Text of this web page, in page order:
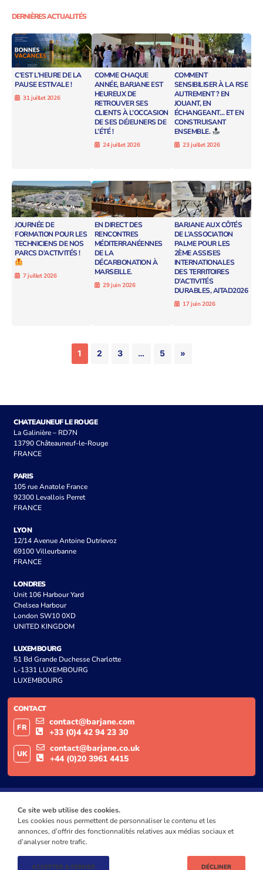
DERNIÈRES ACTUALITÉS
C’EST L’HEURE DE LA
PAUSE ESTIVALE !
31 juillet 2026
COMME CHAQUE
ANNÉE, BARJANE EST
HEUREUX DE
RETROUVER SES
CLIENTS À L’OCCASION
DE SES DÉJEUNERS DE
L’ÉTÉ !
24 juillet 2026
COMMENT
SENSIBILISER À LA RSE
AUTREMENT ? EN
JOUANT, EN
ÉCHANGEANT… ET EN
CONSTRUISANT
ENSEMBLE.
23 juillet 2026
JOURNÉE DE
FORMATION POUR LES
TECHNICIENS DE NOS
PARCS D’ACTIVITÉS !
7 juillet 2026
EN DIRECT DES
RENCONTRES
MÉDITERRANÉENNES
DE LA
DÉCARBONATION À
MARSEILLE.
29 juin 2026
BARJANE AUX CÔTÉS
DE L’ASSOCIATION
PALME POUR LES
2ÈME ASSISES
INTERNATIONALES
DES TERRITOIRES
D’ACTIVITÉS
DURABLES, AITAD2026
17 juin 2026
1 2 3 … 5 »
CHATEAUNEUF LE ROUGE
La Galinière – RD7N
13790 Châteauneuf-le-Rouge
FRANCE
PARIS
105 rue Anatole France
92300 Levallois Perret
FRANCE
LYON
12/14 Avenue Antoine Dutrievoz
69100 Villeurbanne
FRANCE
LONDRES
Unit 106 Harbour Yard
Chelsea Harbour
London SW10 0XD
UNITED KINGDOM
LUXEMBOURG
51 Bd Grande Duchesse Charlotte
L-1331 LUXEMBOURG
LUXEMBOURG
CONTACT
FR
contact@barjane.com
+33 (0)4 42 94 23 30
UK
contact@barjane.co.uk
+44 (0)20 3961 4415
© BARJANE 2024MENTIONS LÉGALES POLITIQUE DE CONFIDENTIALITÉ
Ce site web utilise des cookies.
Les cookies nous permettent de personnaliser le contenu et les
annonces, d’offrir des fonctionnalités relatives aux médias sociaux et
d’analyser notre trafic.
ACCEPTER & FERMER DÉCLINER